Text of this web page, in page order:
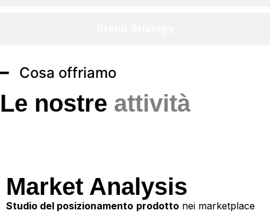
━ Cosa offriamo
Le nostre attività
Market Analysis
Studio del posizionamento prodotto nei marketplace